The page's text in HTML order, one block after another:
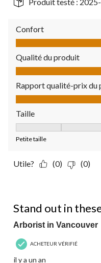
Confort
Confort, 5.0 sur 5
Qualité du produit
Qualité du produit, 4.0
Rapport qualité-prix du
Rapport qualité-prix du
Taille
Petite taille
Utile? (0) (0)
Stand out in
Arborist in Vancouver
ACHETEUR VÉRIFIÉ
il y a un an